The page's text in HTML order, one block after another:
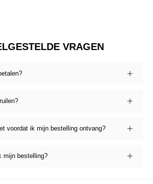
VRAGEN
voordat ik mijn bestelling ontvang?
mijn bestelling?